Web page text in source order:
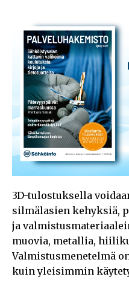
3D-tulostuksella
silmälasien kehyksiä,
ja
muovia, metallia,
Valmistusmenetelmä
kuin yleisimmin